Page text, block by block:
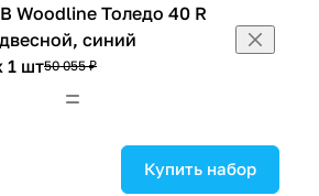
Woodline Толедо 40 R
синий
1 шт50 055 ₽
Купить набор